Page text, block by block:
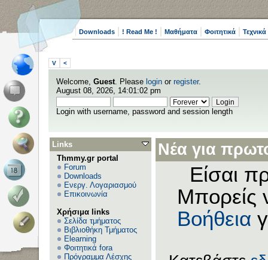
Downloads ! Read Me ! Μαθήματα Φοιτητικά
V <
Welcome, Guest. Please login or register.
August 08, 2026, 14:01:02 pm
Login with username, password and session length
Links
Thmmy.gr portal
Forum
Downloads
Ενεργ. Λογαριασμού
Επικοινωνία
Χρήσιμα links
Σελίδα τμήματος
Βιβλιοθήκη Τμήματος
Elearning
Φοιτητικά fora
Πρόγραμμα Λέσχης
Νέα για
Είσαι
Μπορείς
Βοήθεια